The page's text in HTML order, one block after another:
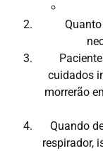
cuidados
morrerão
Quando
respirador,